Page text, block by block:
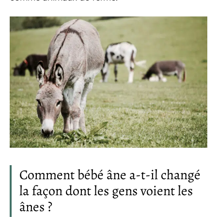
Comment bébé âne a-t-il changé
la façon dont les gens voient les
ânes ?